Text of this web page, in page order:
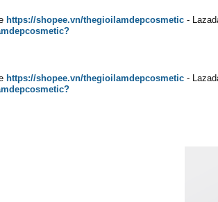
https://shopee.vn/thegioilamdepcosmetic -
https://shopee.vn/thegioilamdepcosmetic -